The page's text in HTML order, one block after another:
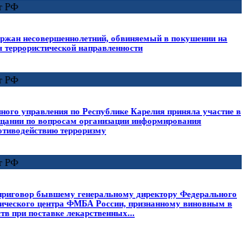
РФ
несовершеннолетний, обвиняемый в покушении на
террористической направленности
РФ
управления по Республике Карелия приняла участие в
по вопросам организации информирования
терроризму
РФ
бывшему генеральному директору Федерального
центра ФМБА России, признанному виновным в
при поставке лекарственных...